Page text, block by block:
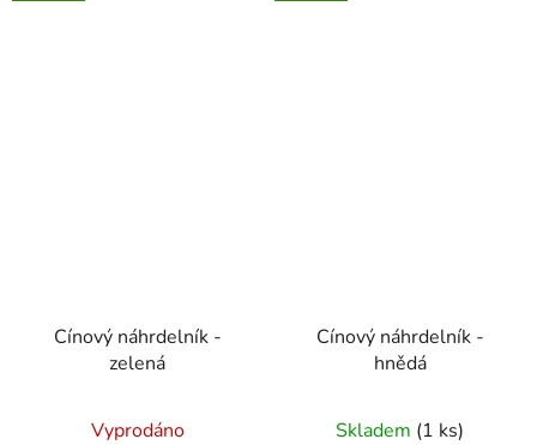
Cínový náhrdelník -
zelená
Vyprodáno
Cínový náhrdelník -
hnědá
Skladem (1 ks)